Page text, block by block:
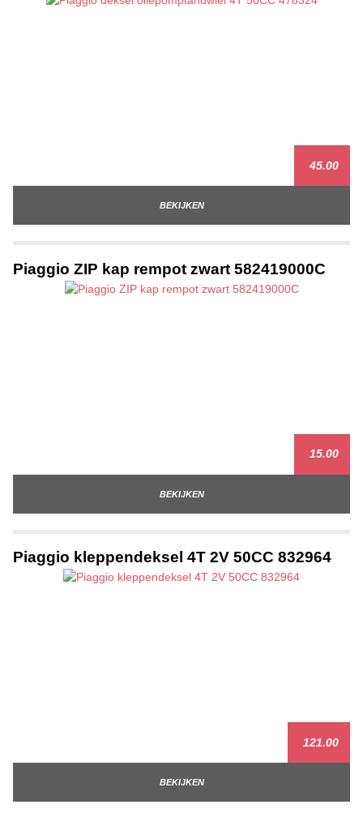
45.00
BEKIJKEN
Piaggio ZIP kap rempot zwart 582419000C
15.00
BEKIJKEN
Piaggio kleppendeksel 4T 2V 50CC 832964
121.00
BEKIJKEN